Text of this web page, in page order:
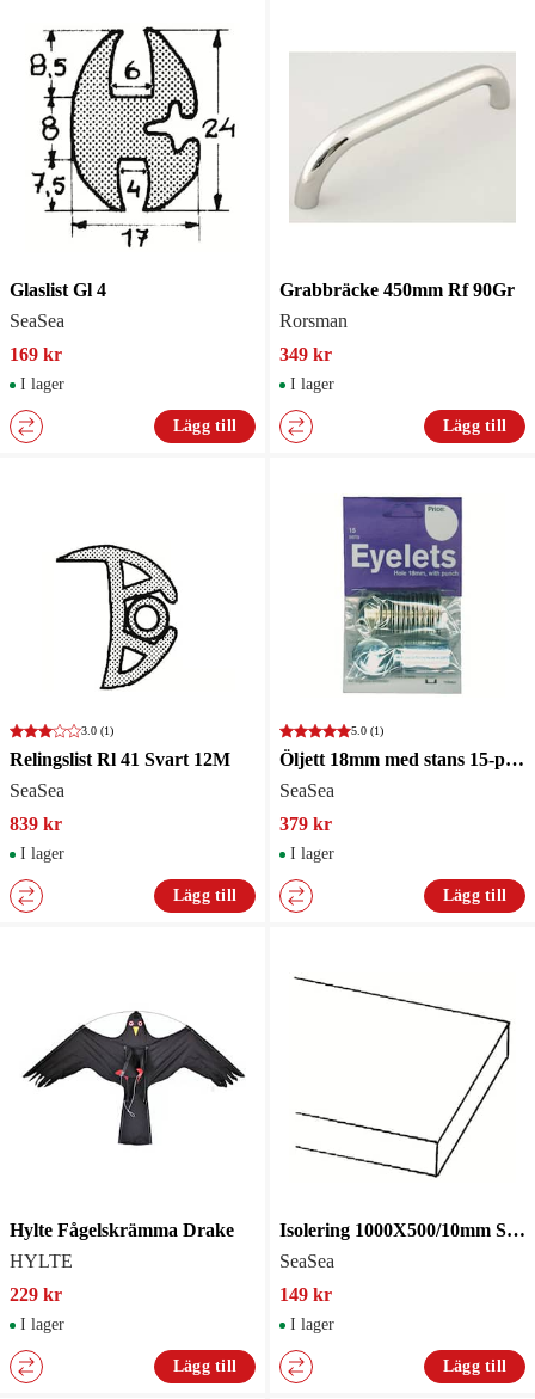
Glaslist Gl 4
SeaSea
169 kr
I lager
Lägg till
Grabbräcke 450mm Rf 90Gr
Rorsman
349 kr
I lager
Lägg till
3.0 (1)
Relingslist Rl 41 Svart 12M
SeaSea
839 kr
I lager
Lägg till
5.0 (1)
Öljett 18mm med stans 15-pack
SeaSea
379 kr
I lager
Lägg till
Hylte Fågelskrämma Drake
HYLTE
229 kr
I lager
Lägg till
Isolering 1000X500/10mm Skrov
SeaSea
149 kr
I lager
Lägg till